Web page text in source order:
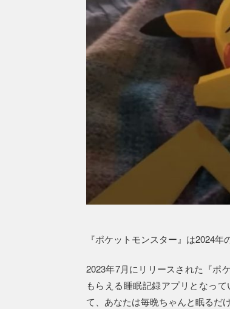
『ポケットモンスター』は2024
2023年7月にリリースされた『ポ
もらえる睡眠記録アプリとなっ
て、あなたは毎晩ちゃんと眠るだ